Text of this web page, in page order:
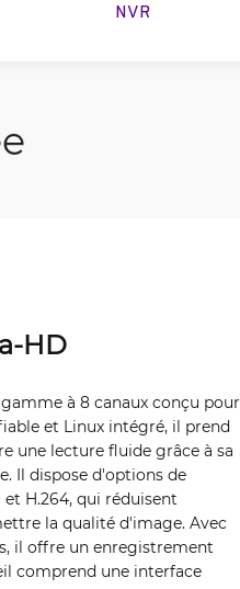
NVR
HD
à 8 canaux conçu pour
et Linux intégré, il prend
une lecture fluide grâce à sa
Il dispose d'options de
H.264, qui réduisent
la qualité d'image. Avec
il offre un enregistrement
comprend une interface